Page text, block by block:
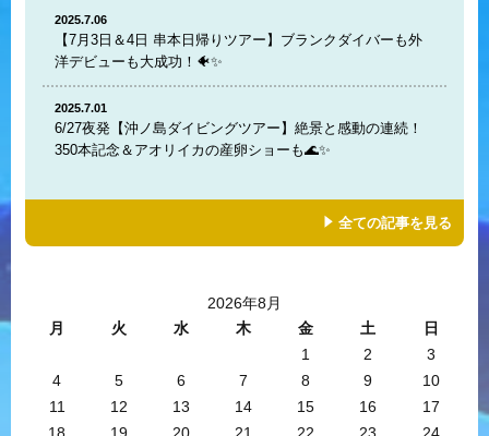
2025.7.06
【7月3日＆4日 串本日帰りツアー】ブランクダイバーも外
洋デビューも大成功！🐠✨
2025.7.01
6/27夜発【沖ノ島ダイビングツアー】絶景と感動の連続！
350本記念＆アオリイカの産卵ショーも🌊✨
全ての記事を見る
2026年8月
月
火 水 木 金 土
日
1
2
3
4
5 6 7 8 9
10
11
12 13 14 15 16
17